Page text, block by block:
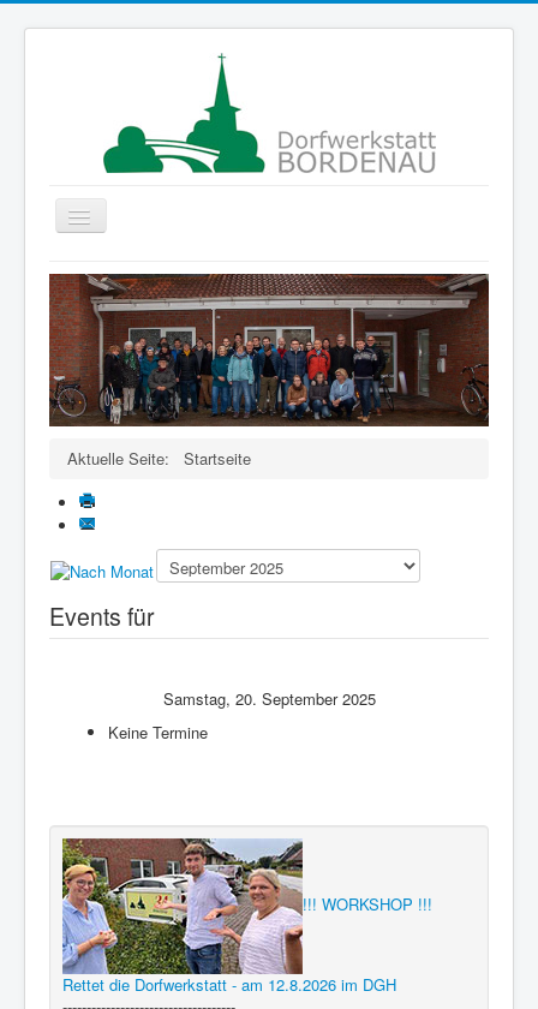
Navigation
an/aus
Startseite
Gruppen
Der Verein
Projekte
Kontakte
Presse
Aktuelle Seite: Startseite
Events für
Samstag, 20. September 2025
Keine Termine
!!! WORKSHOP !!!
Rettet die Dorfwerkstatt - am 12.8.2026 im DGH